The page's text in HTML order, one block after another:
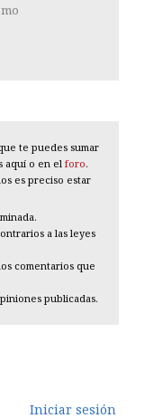
te puedes sumar
aquí o en el foro.
es preciso estar
a las leyes
comentarios que
publicadas.
Iniciar sesión